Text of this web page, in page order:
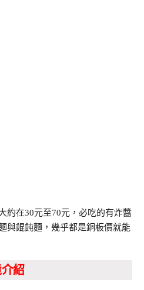
約在30元至70元，必吃的有炸醬
與餛飩麵，幾乎都是銅板價就能
紹